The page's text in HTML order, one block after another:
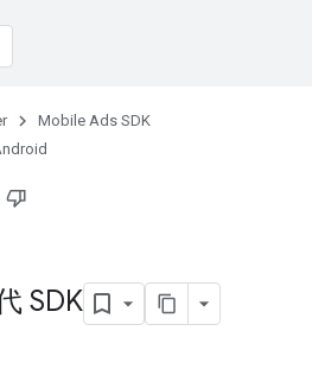
Mobile Ads SDK
SDK